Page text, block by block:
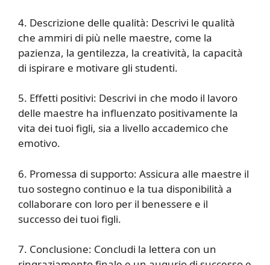
4. Descrizione delle qualità: Descrivi le qualità
che ammiri di più nelle maestre, come la
pazienza, la gentilezza, la creatività, la capacità
di ispirare e motivare gli studenti.
5. Effetti positivi: Descrivi in che modo il lavoro
delle maestre ha influenzato positivamente la
vita dei tuoi figli, sia a livello accademico che
emotivo.
6. Promessa di supporto: Assicura alle maestre il
tuo sostegno continuo e la tua disponibilità a
collaborare con loro per il benessere e il
successo dei tuoi figli.
7. Conclusione: Concludi la lettera con un